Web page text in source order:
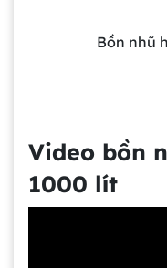
Bồn nhũ
Video bồn
1000 lít